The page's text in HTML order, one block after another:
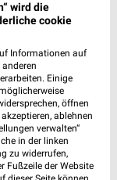
wird die
cookie
Informationen auf
Einige
öffnen
ablehnen
verwalten“
in der linken
zu widerrufen,
Fußzeile der Website